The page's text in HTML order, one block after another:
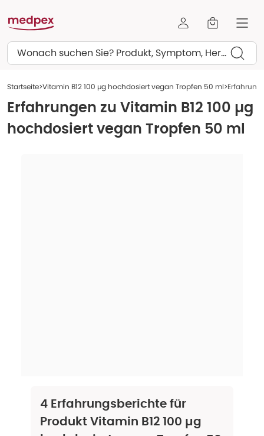
Suchen
Startseite Vitamin B12 100 µg hochdosiert vegan Tropfen 50 ml
Erfahrungen zu Vitamin B12 100 µg
hochdosiert vegan Tropfen 50 ml
4 Erfahrungsberichte für
Produkt Vitamin B12 100 µg